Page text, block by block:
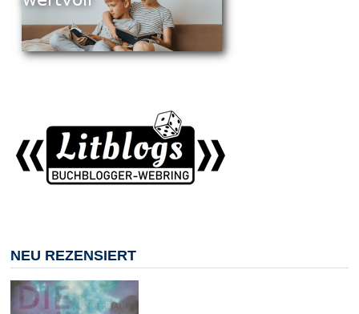
NEU REZENSIERT